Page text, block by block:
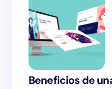
Beneficios de